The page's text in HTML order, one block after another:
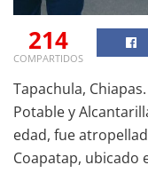
214
COMPARTIDOS
Tapachula,
Potable y
edad, fue
Coapatap, ubicado